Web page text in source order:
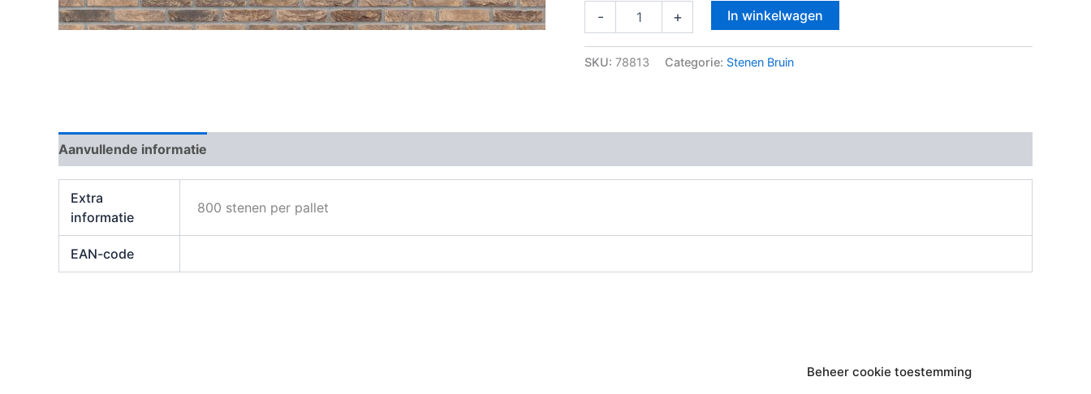
Beheer cookie toestemming
- + In winkelwagen
SKU: 78813 Categorie: Stenen Bruin
Aanvullende informatie
Extra
informatie
800 stenen per pallet
EAN-code